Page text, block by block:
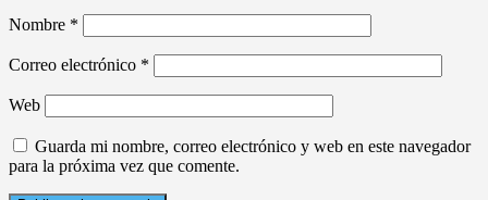
Nombre *
Correo electrónico *
Web
Guarda mi nombre, correo electrónico y web en este navegador
para la próxima vez que comente.